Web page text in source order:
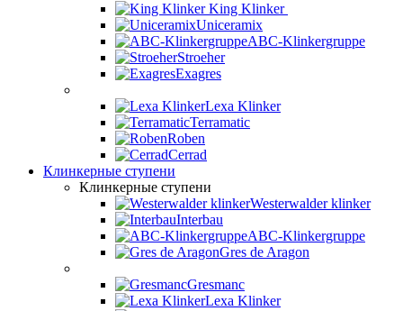
King Klinker
Uniceramix
ABC-Klinkergruppe
Stroeher
Exagres
Lexa Klinker
Terramatic
Roben
Cerrad
Клинкерные ступени
Клинкерные ступени
Westerwalder klinker
Interbau
ABC-Klinkergruppe
Gres de Aragon
Gresmanc
Lexa Klinker